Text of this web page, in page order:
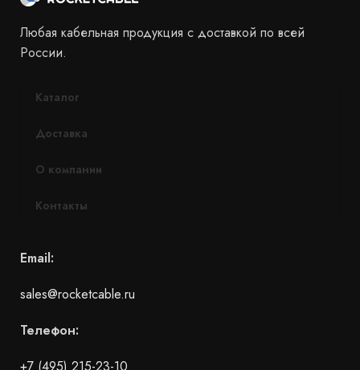
Любая кабельная продукция с доставкой по всей
России.
Каталог
Доставка
О компании
Контакты
Email:
sales@rocketcable.ru
Телефон:
+7 (495) 215-23-10